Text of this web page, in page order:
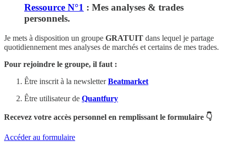
Ressource N°1 : Mes analyses & trades
personnels.
Je mets à disposition un groupe GRATUIT dans lequel je partage
quotidiennement mes analyses de marchés et certains de mes trades.
Pour rejoindre le groupe, il faut :
Être inscrit à la newsletterBeatmarket
Être utilisateur de Quantfury
Recevez votre accès personnel en remplissant le formulaire 👇
Accéder au formulaire